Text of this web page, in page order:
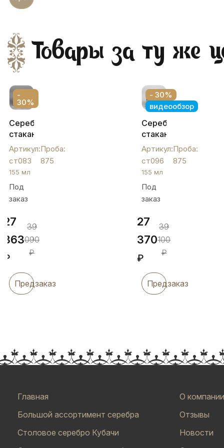
Товары за ту же
-
30%
Серебряный
стакан
для
виски,
коньяка«Эксклюзив»,
155
мл,
ст083
Артикул:
ст083
Проба:
875
155 мл
Под
заказ
27
363
₽
39
090
₽
Предзаказ
- 30%
видеообзор
Серебряный
стакан
для
виски
с
строгим
орнаментом,
155
ст096
Артикул:
ст096
Проба:
875
155 мл
Под
заказ
27
370
₽
39
100
₽
Предзаказ
Главная
Большой ассортимент серебра
Столовое серебро Кубачи
О компании
Отзывы
Новости